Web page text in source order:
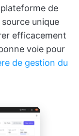
de
unique
efficacement
voie pour
de gestion du